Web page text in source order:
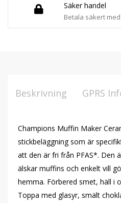
Säker handel
Betala säkert
Beskrivning GPRS
Champions Muffin Maker
stickbeläggning som är
att den är fri från PFAS*. Den
älskar muffins och enkelt vill
hemma. Förbered smet, häll i
Toppa med glasyr, smält